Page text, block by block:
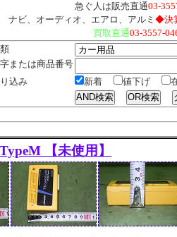
急ぐ人は販売直通03-
ナビ、オーディオ、エアロ、アルミ ◆決
買取直通03-3557-
または商品番号
込み
新着 値下げ
【未使用】